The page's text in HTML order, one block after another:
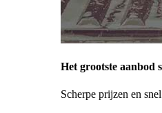
Het grootste aanbod
Scherpe prijzen en